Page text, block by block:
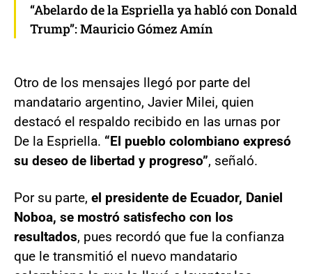
“Abelardo de la Espriella ya habló con Donald
Trump”: Mauricio Gómez Amín
Otro de los mensajes llegó por parte del
mandatario argentino, Javier Milei, quien
destacó el respaldo recibido en las urnas por
De la Espriella. “El pueblo colombiano expresó
su deseo de libertad y progreso”, señaló.
Por su parte, el presidente de Ecuador, Daniel
Noboa, se mostró satisfecho con los
resultados, pues recordó que fue la confianza
que le transmitió el nuevo mandatario